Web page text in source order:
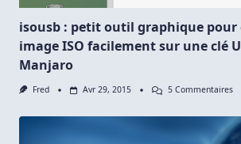
isousb : petit outil graphique pour
image ISO facilement sur une clé
Manjaro
Fred Avr 29, 2015 5 CommentairesSur